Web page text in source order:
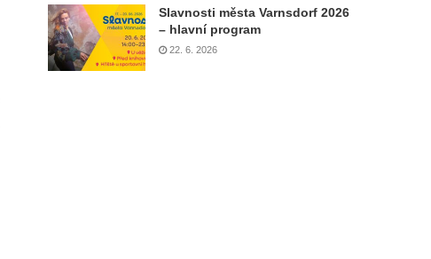
Slavnosti města Varnsdorf 2026
– hlavní program
22. 6. 2026